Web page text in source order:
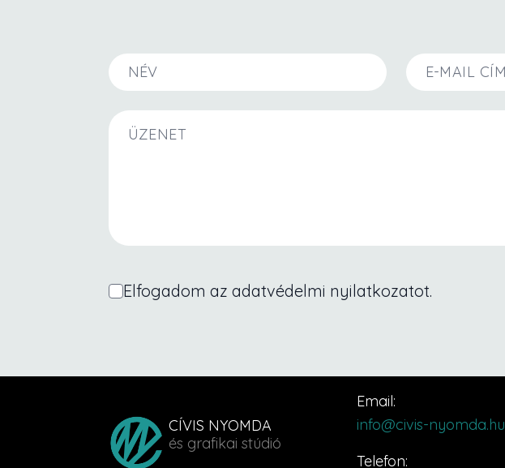
Név E-mail cím
Üzenet
Elfogadom az adatvédelmi nyilatkozatot.
CÍVIS NYOMDA
és grafikai stúdió
Email:
info@civis-nyomda.hu
Telefon: